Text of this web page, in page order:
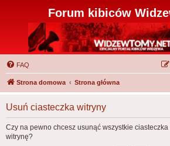
Forum kibiców
FAQ
Strona domowa Strona główna
Usuń ciasteczka witryny
Czy na pewno chcesz usunąć wszystkie
witrynę?